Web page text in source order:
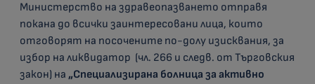
Министерство на здравеопазването отправя
покана до всички заинтересовани лица, които
отговорят на посочените по-долу изисквания, за
избор на ликвидатор (чл. 266 и следв. от Търговския
закон) на „Специализирана болница за активно